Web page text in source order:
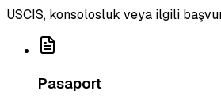
USCIS, konsolosluk veya ilgili
Pasaport